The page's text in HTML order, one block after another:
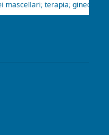
mascellari; terapia;